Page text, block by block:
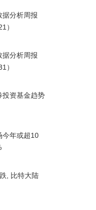
据分析周报
）
据分析周报
）
投资基金趋势
今年或超10
, 比特大陆